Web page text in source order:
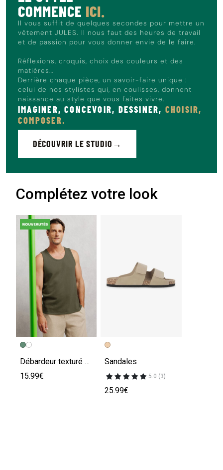
COMMENCE ICI.
Il vous suffit de quelques secondes pour mettre un
vêtement JULES. Il nous faut des heures de travail
et de passion pour vous donner envie de le faire.
Réflexions, croquis, choix des couleurs et des
matières…
Derrière chaque pièce, un savoir-faire unique :
celui de nos stylistes qui, en coulisses, donnent
naissance au style que vous faites vivre.
IMAGINER, CONCEVOIR, DESSINER, CHOISIR,
COMPOSER.
DÉCOUVRIR LE STUDIO
Complétez votre look
Débardeur texturé uni
15.99€
Sandales
5.0 (3)
25.99€